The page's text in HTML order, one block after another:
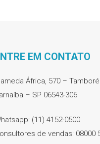
EM CONTATO
África, 570 –
– SP 06543-306
(11) 4152-0500
de vendas: 08000